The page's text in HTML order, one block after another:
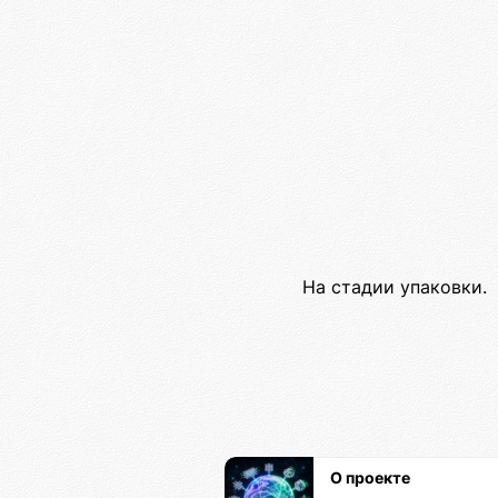
На стадии упаковки.
О проекте